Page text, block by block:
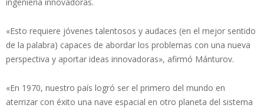
«Esto requiere jóvenes talentosos y audaces (en el mejor sentido
de la palabra) capaces de abordar los problemas con una nueva
perspectiva y aportar ideas innovadoras», afirmó Mánturov.
«En 1970, nuestro país logró ser el primero del mundo en
aterrizar con éxito una nave espacial en otro planeta del sistema